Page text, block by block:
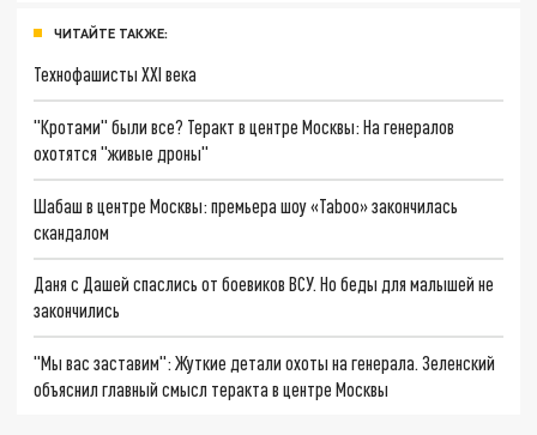
ЧИТАЙТЕ ТАКЖЕ:
Технофашисты XXI века
"Кротами" были все? Теракт в центре Москвы: На генералов
охотятся "живые дроны"
Шабаш в центре Москвы: премьера шоу «Taboo» закончилась
скандалом
Даня с Дашей спаслись от боевиков ВСУ. Но беды для малышей не
закончились
"Мы вас заставим": Жуткие детали охоты на генерала. Зеленский
объяснил главный смысл теракта в центре Москвы